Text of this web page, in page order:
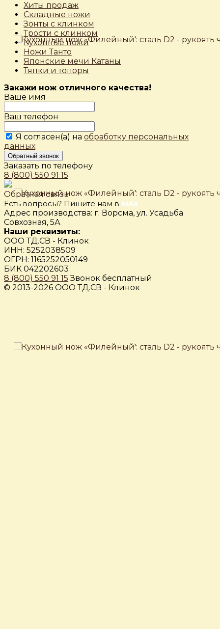
Хиты продаж
Складные ножи
Зонты с клинком
Трости с клинком
Кухонные ножи
Ножи Танто
Японские мечи Катаны
Тяпки и топоры
Закажи нож отличного качества!
Ваше имя
Ваш телефон
Я согласен(а) на обработку персональных
данных
Обратный звонок
Заказать по телефону
8 (800) 550 91 15
Обратная связь
Есть вопросы? Пишите нам в MAX
Адрес производства: г. Ворсма, ул. Усадьба
Совхозная, 5А
Наши реквизиты:
ООО ТД.СВ - Клинок
ИНН: 5252038509
ОГРН: 1165252050149
БИК 042202603
8 (800) 550 91 15 Звонок бесплатный
© 2013-2026 ООО ТД.СВ - Клинок